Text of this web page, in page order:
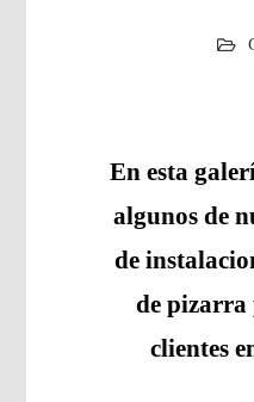
En esta
algunos de
de
de pizarra
clientes